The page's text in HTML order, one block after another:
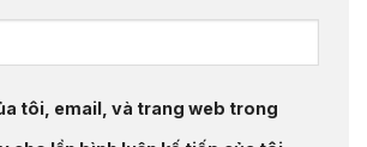
tôi, email, và trang web trong